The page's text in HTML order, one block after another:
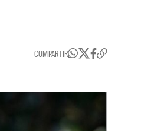
COMPARTIR